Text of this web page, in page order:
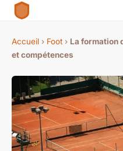
Accueil › Foot › La formation
et compétences